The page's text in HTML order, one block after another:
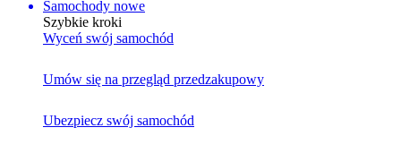
Samochody nowe
Szybkie kroki
Wyceń swój samochód
Umów się na przegląd przedzakupowy
Ubezpiecz swój samochód